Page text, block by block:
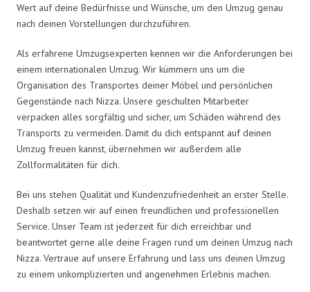
Wert auf deine Bedürfnisse und Wünsche, um den Umzug genau
nach deinen Vorstellungen durchzuführen.
Als erfahrene Umzugsexperten kennen wir die Anforderungen bei
einem internationalen Umzug. Wir kümmern uns um die
Organisation des Transportes deiner Möbel und persönlichen
Gegenstände nach Nizza. Unsere geschulten Mitarbeiter
verpacken alles sorgfältig und sicher, um Schäden während des
Transports zu vermeiden. Damit du dich entspannt auf deinen
Umzug freuen kannst, übernehmen wir außerdem alle
Zollformalitäten für dich.
Bei uns stehen Qualität und Kundenzufriedenheit an erster Stelle.
Deshalb setzen wir auf einen freundlichen und professionellen
Service. Unser Team ist jederzeit für dich erreichbar und
beantwortet gerne alle deine Fragen rund um deinen Umzug nach
Nizza. Vertraue auf unsere Erfahrung und lass uns deinen Umzug
zu einem unkomplizierten und angenehmen Erlebnis machen.